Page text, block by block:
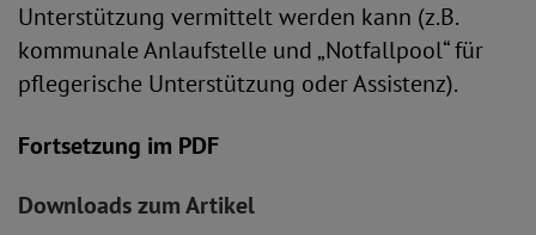
Unterstützung vermittelt werden kann (z.B.
kommunale Anlaufstelle und „Notfallpool“ für
pflegerische Unterstützung oder Assistenz).
Fortsetzung im PDF
Downloads zum Artikel